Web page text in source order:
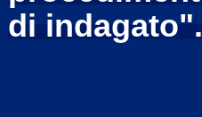
di indagato".